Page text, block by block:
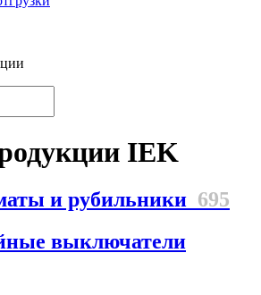
IEK
и рубильники 695
выключатели